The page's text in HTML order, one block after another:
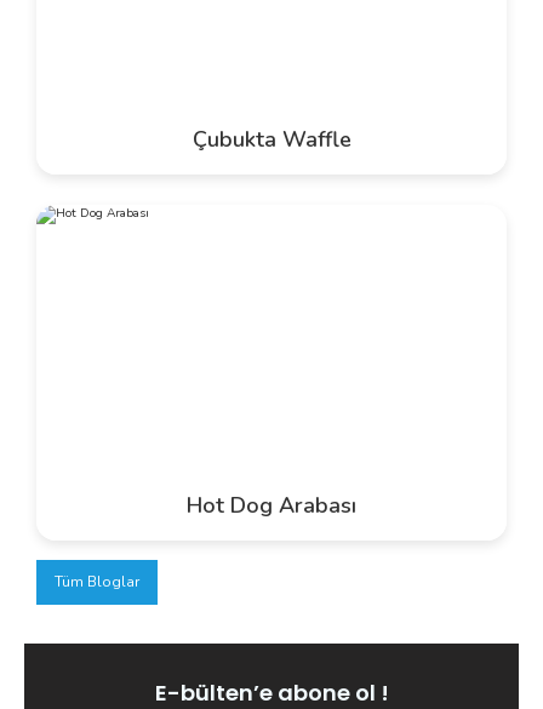
Çubukta Waffle
Hot Dog Arabası
Tüm Bloglar
E-bülten’e abone ol !